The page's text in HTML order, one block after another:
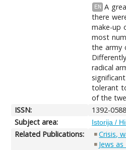
EN A
there
make-up
most
the army
radical
tolerant
of the
ISSN:
1392-
Subject area:
Istorija /
Related Publications: Crisis,
Jews